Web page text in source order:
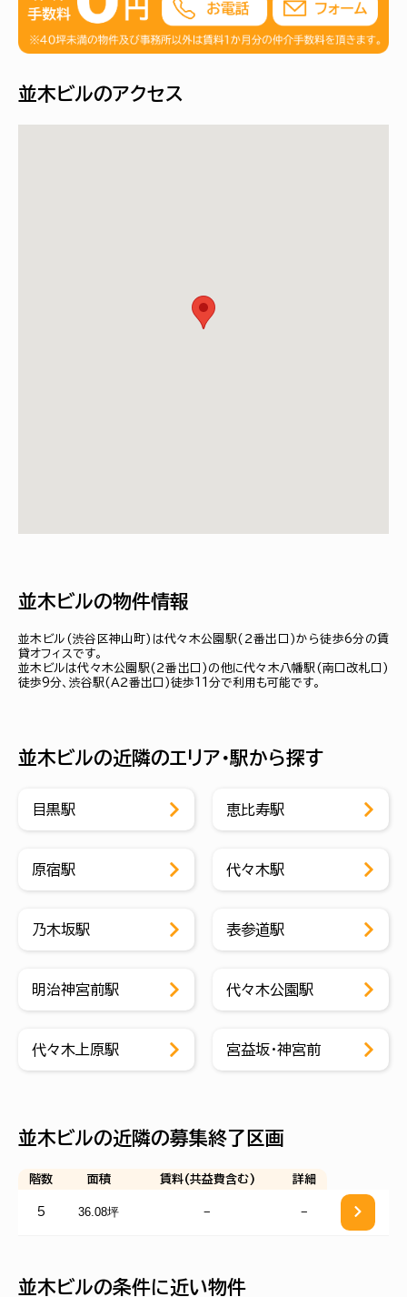
並木ビルのアクセス
並木ビルの物件情報
並木ビル(渋谷区神山町)は代々木公園駅(２番出口)から徒歩6分の賃
貸オフィスです。
並木ビルは代々木公園駅(２番出口)の他に代々木八幡駅(南口改札口)
徒歩9分、渋谷駅(Ａ２番出口)徒歩11分で利用も可能です。
並木ビルの近隣のエリア・駅から探す
目黒駅 恵比寿駅
原宿駅 代々木駅
乃木坂駅 表参道駅
明治神宮前駅 代々木公園駅
代々木上原駅 宮益坂・神宮前
並木ビルの近隣の募集終了区画
階数 面積 賃料(共益費含む) 詳細
5 36.08坪 − −
並木ビルの条件に近い物件